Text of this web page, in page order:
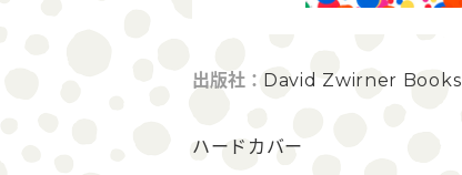
出版社： David Zwirner Books
ハードカバー